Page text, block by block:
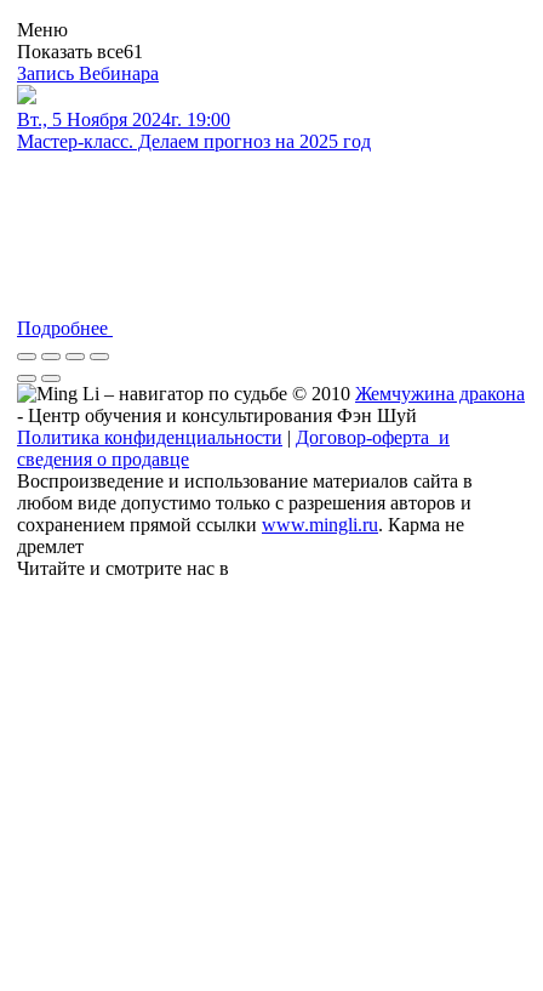
Меню
Показать все61
Запись Вебинара
Вт., 5 Ноября 2024г. 19:00
Мастер-класс. Делаем прогноз на 2025 год
Подробнее
© 2010 Жемчужина дракона
- Центр обучения и консультирования Фэн Шуй
Политика конфиденциальности | Договор-оферта и
сведения о продавце
Воспроизведение и использование материалов сайта в
любом виде допустимо только с разрешения авторов и
сохранением прямой ссылки www.mingli.ru. Карма не
дремлет
Читайте и смотрите нас в